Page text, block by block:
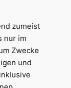
zumeist
nur im
Zwecke
und